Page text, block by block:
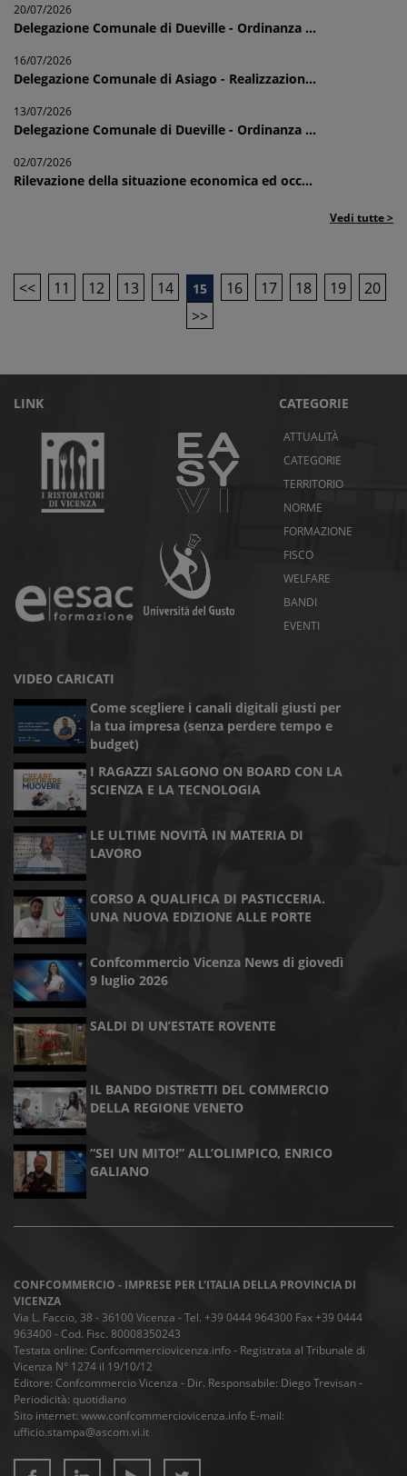
20/07/2026
Delegazione Comunale di Dueville - Ordinanza ...
16/07/2026
Delegazione Comunale di Asiago - Realizzazion...
13/07/2026
Delegazione Comunale di Dueville - Ordinanza ...
02/07/2026
Rilevazione della situazione economica ed occ...
Vedi tutte >
<< 11 12 13 14 15 16 17 18 19
20
>>
LINK CATEGORIE
ATTUALITÀ
CATEGORIE
TERRITORIO
NORME
FORMAZIONE
FISCO
WELFARE
BANDI
EVENTI
VIDEO CARICATI
Come scegliere i canali digitali giusti per
la tua impresa (senza perdere tempo e
budget)
I RAGAZZI SALGONO ON BOARD CON LA
SCIENZA E LA TECNOLOGIA
LE ULTIME NOVITÀ IN MATERIA DI
LAVORO
CORSO A QUALIFICA DI PASTICCERIA.
UNA NUOVA EDIZIONE ALLE PORTE
Confcommercio Vicenza News di giovedì
9 luglio 2026
SALDI DI UN’ESTATE ROVENTE
IL BANDO DISTRETTI DEL COMMERCIO
DELLA REGIONE VENETO
“SEI UN MITO!” ALL’OLIMPICO, ENRICO
GALIANO
CONFCOMMERCIO - IMPRESE PER L'ITALIA DELLA PROVINCIA DI
VICENZA
Via L. Faccio, 38 - 36100 Vicenza - Tel. +39 0444 964300 Fax +39 0444
963400 - Cod. Fisc. 80008350243
Testata online: Confcommerciovicenza.info - Registrata al Tribunale di
Vicenza N° 1274 il 19/10/12
Editore: Confcommercio Vicenza - Dir. Responsabile: Diego Trevisan -
Periodicità: quotidiano
Sito internet: www.confcommerciovicenza.info E-mail:
ufficio.stampa@ascom.vi.it